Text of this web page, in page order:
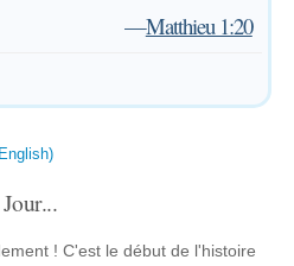
—Matthieu 1:20
! C'est le début de l'histoire